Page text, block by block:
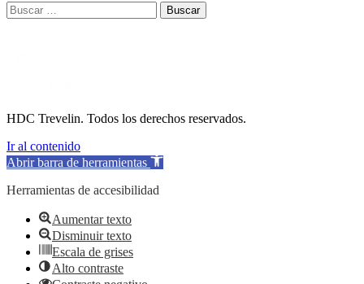
Buscar:
HDC Trevelin. Todos los derechos reservados.
Ir al contenido
Abrir barra de herramientas
Herramientas de accesibilidad
Aumentar texto
Disminuir texto
Escala de grises
Alto contraste